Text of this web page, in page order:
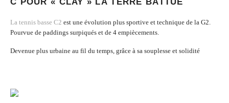
C POUR « CLAY » LA TERRE BATTUE
La tennis basse C2 est une évolution plus sportive et technique de la G2.
Pourvue de paddings surpiqués et de 4 empiècements.
Devenue plus urbaine au fil du temps, grâce à sa souplesse et solidité